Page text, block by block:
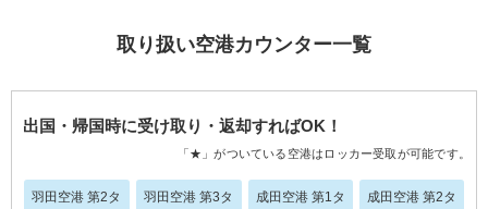
取り扱い空港カウンター一覧
出国・帰国時に受け取り・返却すればOK！
「★」がついている空港はロッカー受取が可能です。
羽田空港 第2タ
羽田空港 第3タ
成田空港 第1タ
成田空港 第2タ